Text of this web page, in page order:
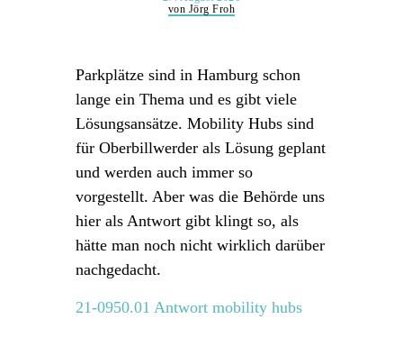
von Jörg Froh
Parkplätze sind in Hamburg schon
lange ein Thema und es gibt viele
Lösungsansätze. Mobility Hubs sind
für Oberbillwerder als Lösung geplant
und werden auch immer so
vorgestellt. Aber was die Behörde uns
hier als Antwort gibt klingt so, als
hätte man noch nicht wirklich darüber
nachgedacht.
21-0950.01 Antwort mobility hubs